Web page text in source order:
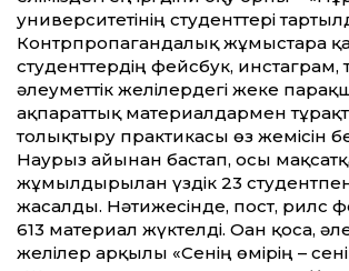
университетінің студент­тері
Контрпропагандалық жұмыстарға
студент­тердің фейсбук,
әлеумет­тік желілердегі жеке
ақпарат­тық материалдармен
толықтыру практикасы өз жемісін
Наурыз айынан бастап, осы
жұмылдырылған үздік 23
жасалды. Нәтижесінде, пост, рилс
613 материал жүктелді. Оған қоса,
желілер арқылы «Сенің өмірің –